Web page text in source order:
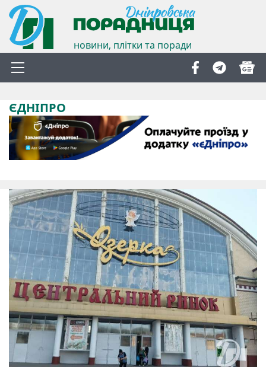
новини, плітки та поради
ЄДНІПРО